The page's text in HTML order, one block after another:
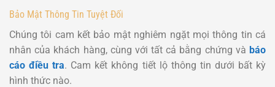
Bảo Mật Thông Tin Tuyệt Đối
Chúng tôi cam kết bảo mật nghiêm ngặt mọi thông tin cá
nhân của khách hàng, cùng với tất cả bằng chứng và báo
cáo điều tra. Cam kết không tiết lộ thông tin dưới bất kỳ
hình thức nào.